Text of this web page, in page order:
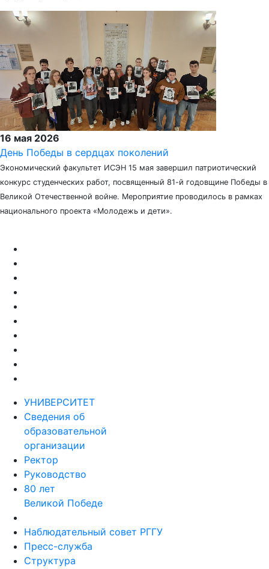
16 мая 2026
День Победы в сердцах поколений
Экономический факультет ИСЭН 15 мая завершил патриотический
конкурс студенческих работ, посвященный 81-й годовщине Победы в
Великой Отечественной войне. Мероприятие проводилось в рамках
национального проекта «Молодежь и дети».
УНИВЕРСИТЕТ
Сведения об
образовательной
организации
Ректор
Руководство
80 лет
Великой Победе
Наблюдательный совет РГГУ
Пресс-служба
Структура